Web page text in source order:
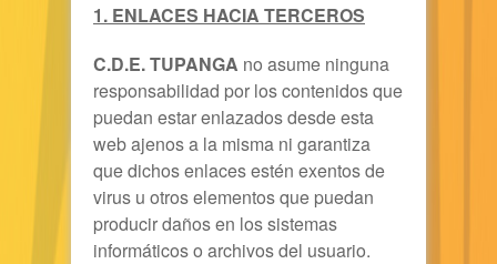
1. ENLACES HACIA TERCEROS
C.D.E. TUPANGA no asume ninguna
responsabilidad por los contenidos que
puedan estar enlazados desde esta
web ajenos a la misma ni garantiza
que dichos enlaces estén exentos de
virus u otros elementos que puedan
producir daños en los sistemas
informáticos o archivos del usuario.